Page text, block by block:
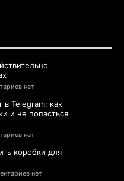
нет
в Telegram: как
и не попасться
нет
коробки для
нет